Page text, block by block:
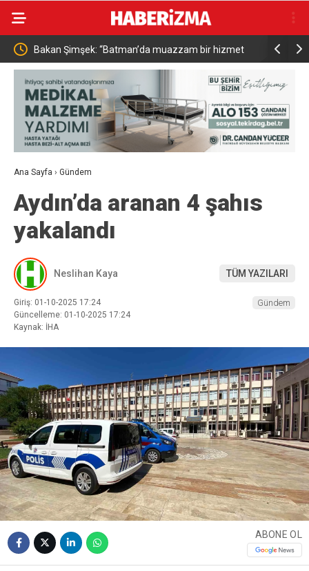
Resul Dindar ve Ümit Yaşar, Kastamonu’da binlerce
vatandaşa unutulmaz bir gece yaşattı
Ana Sayfa › Gündem
Aydın’da aranan 4 şahıs
yakalandı
Neslihan Kaya TÜM YAZILARI
Giriş: 01-10-2025 17:24
Güncelleme: 01-10-2025 17:24
Kaynak: İHA
Gündem
ABONE OL